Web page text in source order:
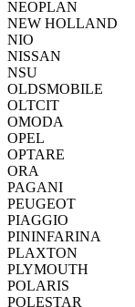
NEOPLAN
NEW HOLLAND
NIO
NISSAN
NSU
OLDSMOBILE
OLTCIT
OMODA
OPEL
OPTARE
ORA
PAGANI
PEUGEOT
PIAGGIO
PININFARINA
PLAXTON
PLYMOUTH
POLARIS
POLESTAR